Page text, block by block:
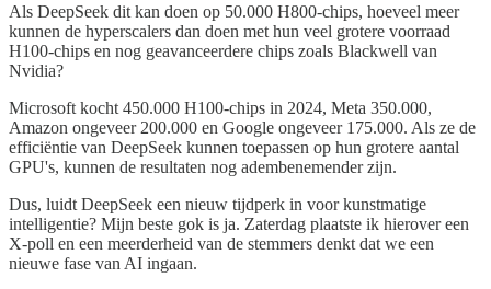
Als DeepSeek dit kan doen op 50.000 H800-chips, hoeveel meer
kunnen de hyperscalers dan doen met hun veel grotere voorraad
H100-chips en nog geavanceerdere chips zoals Blackwell van
Nvidia?
Microsoft kocht 450.000 H100-chips in 2024, Meta 350.000,
Amazon ongeveer 200.000 en Google ongeveer 175.000. Als ze de
efficiëntie van DeepSeek kunnen toepassen op hun grotere aantal
GPU's, kunnen de resultaten nog adembenemender zijn.
Dus, luidt DeepSeek een nieuw tijdperk in voor kunstmatige
intelligentie? Mijn beste gok is ja. Zaterdag plaatste ik hierover een
X-poll en een meerderheid van de stemmers denkt dat we een
nieuwe fase van AI ingaan.